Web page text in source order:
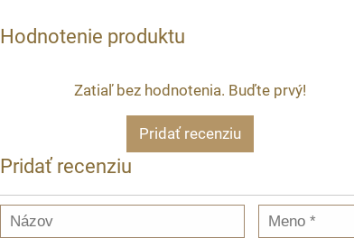
Hodnotenie produktu
Zatiaľ bez hodnotenia. Buďte prvý!
Pridať recenziu
Pridať recenziu